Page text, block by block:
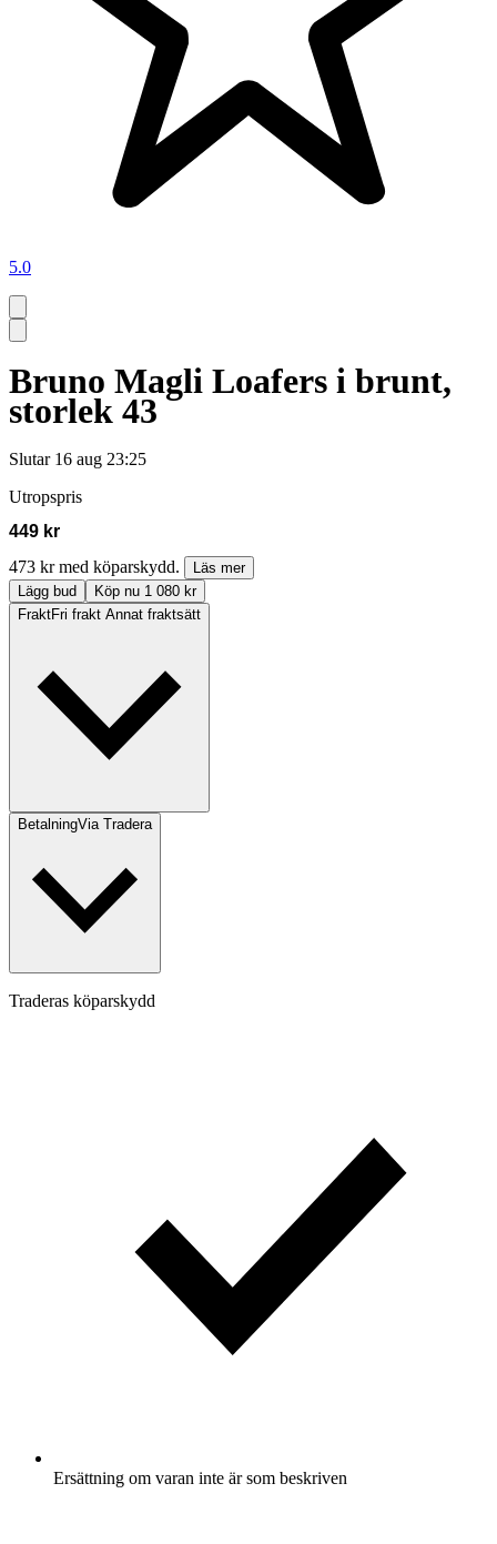
5.0
Bruno Magli Loafers i brunt,
storlek 43
Slutar 16 aug 23:25
Utropspris
449 kr
473 kr med köparskydd.
Läs mer
Lägg bud
Köp nu 1 080 kr
FraktFri frakt Annat fraktsätt
BetalningVia Tradera
Traderas köparskydd
Ersättning om varan inte är som beskriven